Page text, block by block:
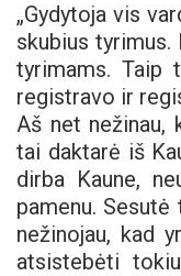
„Gydytoja vis
skubius tyrimus.
tyrimams. Taip
registravo ir
Aš net nežinau,
tai daktarė iš
dirba Kaune,
pamenu.
nežinojau, kad
atsistebėti